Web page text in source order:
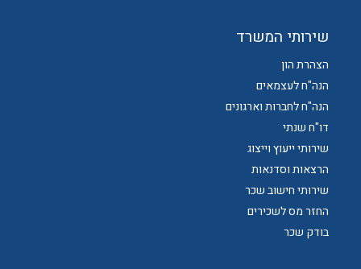
שירותי המשרד
הצהרת הון
הנה"ח לעצמאים
הנה"ח לחברות וארגונים
דו"ח שנתי
שירותי ייעוץ וייצוג
הרצאות וסדנאות
שירותי חישוב שכר
החזר מס לשכירים
בודק שכר